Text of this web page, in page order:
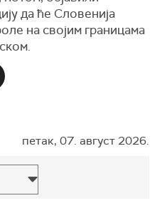
да ће Словенија
на својим границама
петак, 07. август 2026.